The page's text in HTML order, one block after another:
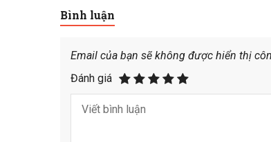
Bình luận
Email của bạn sẽ không được hiển thị
Đánh giá